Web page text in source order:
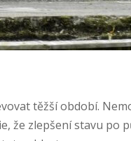
těžší období.
že zlepšení stavu